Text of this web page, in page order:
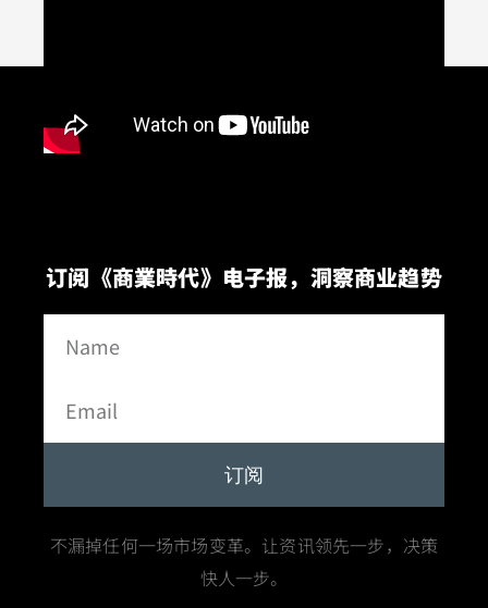
订阅《商業時代》电子报，洞察商业趋势
订阅
不漏掉任何一场市场变革。让资讯领先一步，决策
快人一步。